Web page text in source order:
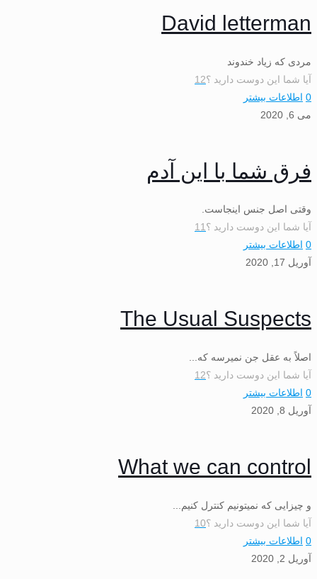
David letterman
مردی که زیاد خندوند
آیا شما این دوست دارید ؟12
0 اطلاعات بیشتر
می 6, 2020
فرق شما با این آدم
وقتی اصل جنس اینجاست.
آیا شما این دوست دارید ؟11
0 اطلاعات بیشتر
آوریل 17, 2020
The Usual Suspects
اصلاً به عقل جن نمیرسه که...
آیا شما این دوست دارید ؟12
0 اطلاعات بیشتر
آوریل 8, 2020
What we can control
و چیزایی که نمیتونیم کنترل کنیم...
آیا شما این دوست دارید ؟10
0 اطلاعات بیشتر
آوریل 2, 2020